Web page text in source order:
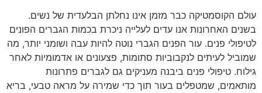
עולם הקוסמטיקה כבר מזמן אינו נחלתן הבלעדית של נשים.
בשנים האחרונות אנו עדים לעלייה ניכרת בכמות הגברים הפונים
לטיפולי פנים. עור הפנים הגברי נוטה להיות עבה ושומני יותר, מה
שמוביל לעיתים לנקבוביות סתומות, פצעונים או אדמומיות לאחר
גילוח. טיפולי פנים ביבנה מעניקים גם לגברים פתרונות
מותאמים, שמטפלים בעור תוך כדי שמירה על מראה טבעי, בריא